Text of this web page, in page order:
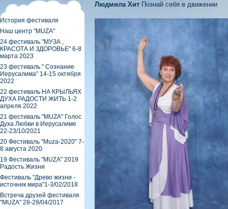
История фестиваля
Наш центр "МUZA"
24 фестиваль "МУЗА ,
КРАСОТА И ЗДОРОВЬЕ" 6-8
марта 2023
23 фестиваль " Сознание
Иерусалима" 14-15 октября
2022
22 фестиваль НА КРЫЛЬЯХ
ДУХА РАДОСТИ ЖИТЬ 1-2
апреля 2022
21 фестиваль "MUZA" Голос
Духа Любви в Иерусалиме
22-23/10/2021
20 Фестиваль "Muza-2020" 7-
8 августа 2020
19 Фестиваль "MUZA" 2019
Радость Жизни
Фестиваль "Древо жизни -
источник мира"1-3/02/2018
Встреча друзей фестиваля
"MUZA" 28-29/04/2017
Людмила Хит Познай себя в движении